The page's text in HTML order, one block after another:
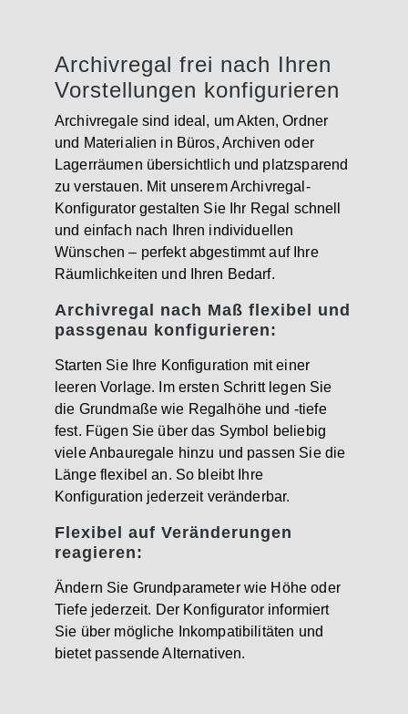
Archivregal frei nach Ihren
Vorstellungen konfigurieren
Archivregale sind ideal, um Akten, Ordner
und Materialien in Büros, Archiven oder
Lagerräumen übersichtlich und platzsparend
zu verstauen. Mit unserem Archivregal-
Konfigurator gestalten Sie Ihr Regal schnell
und einfach nach Ihren individuellen
Wünschen – perfekt abgestimmt auf Ihre
Räumlichkeiten und Ihren Bedarf.
Archivregal nach Maß flexibel und
passgenau konfigurieren:
Starten Sie Ihre Konfiguration mit einer
leeren Vorlage. Im ersten Schritt legen Sie
die Grundmaße wie Regalhöhe und -tiefe
fest. Fügen Sie über das Symbol beliebig
viele Anbauregale hinzu und passen Sie die
Länge flexibel an. So bleibt Ihre
Konfiguration jederzeit veränderbar.
Flexibel auf Veränderungen
reagieren:
Ändern Sie Grundparameter wie Höhe oder
Tiefe jederzeit. Der Konfigurator informiert
Sie über mögliche Inkompatibilitäten und
bietet passende Alternativen.